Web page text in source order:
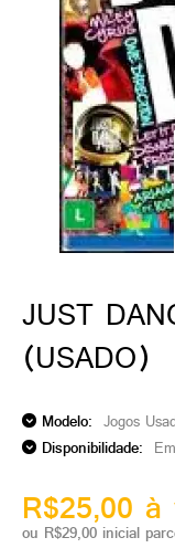
gamer)
JUST
(USADO)
Modelo: Jogos
Disponibilidade:
R$25,00
ou R$29,00 inicial